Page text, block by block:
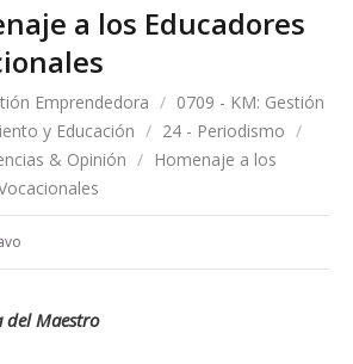
a los Educadores
Emprendedora / 0709 - KM: Gestión
y Educación / 24 - Periodismo /
& Opinión / Homenaje a los
del Maestro